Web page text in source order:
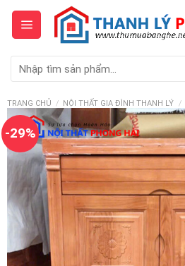
Skip
content
kiếm:
TRANG CHỦ / NỘI THẤT GIA ĐÌNH THANH LÝ /
-29%